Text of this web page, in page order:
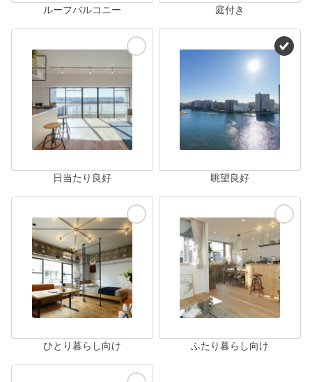
ルーフバルコニー 庭付き
日当たり良好 眺望良好
ひとり暮らし向け ふたり暮らし向け